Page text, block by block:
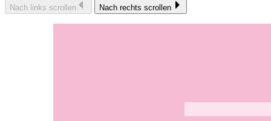
Nach links scrollen Nach rechts scrollen